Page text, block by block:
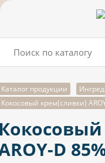
Каталог продукции
Кокосовый крем(сливки)
D